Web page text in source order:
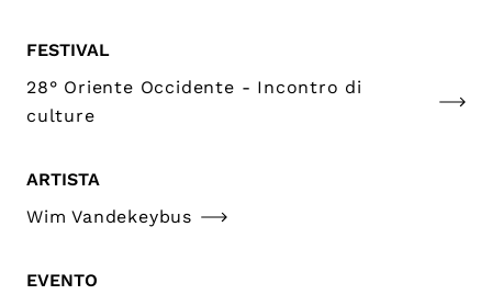
FESTIVAL
28° Oriente Occidente - Incontro di
culture
ARTISTA
Wim Vandekeybus
EVENTO